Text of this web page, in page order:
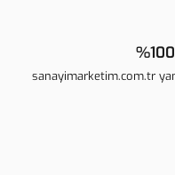
sanayimarketim.com.tr